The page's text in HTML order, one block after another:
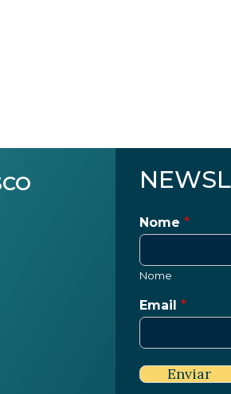
Nome *
Nome
Email *
Enviar